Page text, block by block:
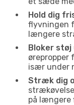
Hold dig
flyvningen
længere
Bloker støj
ørepropper
især under
Stræk dig
på længere